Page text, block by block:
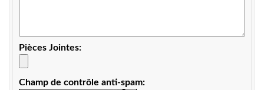
Pièces Jointes
Champ de contrôle anti-spam